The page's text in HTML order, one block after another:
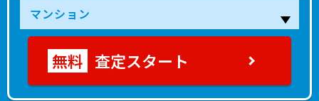
査定スタート